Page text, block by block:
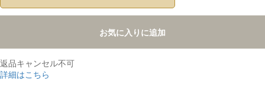
お気に入りに追加
返品キャンセル不可
詳細はこちら